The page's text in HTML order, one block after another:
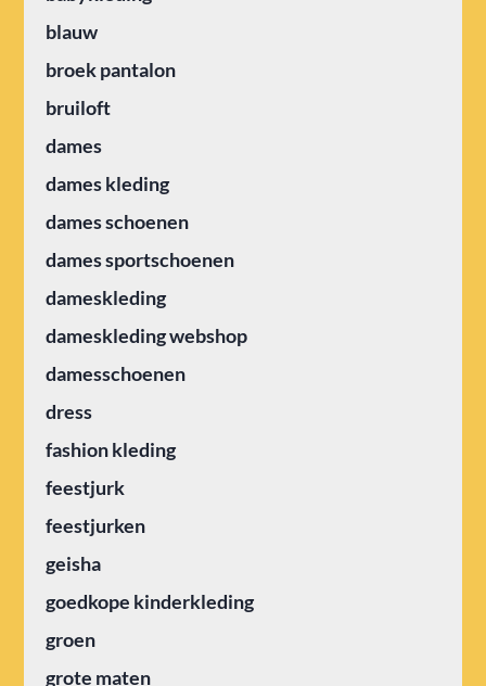
blauw
broek pantalon
bruiloft
dames
dames kleding
dames schoenen
dames sportschoenen
dameskleding
dameskleding webshop
damesschoenen
dress
fashion kleding
feestjurk
feestjurken
geisha
goedkope kinderkleding
groen
grote maten